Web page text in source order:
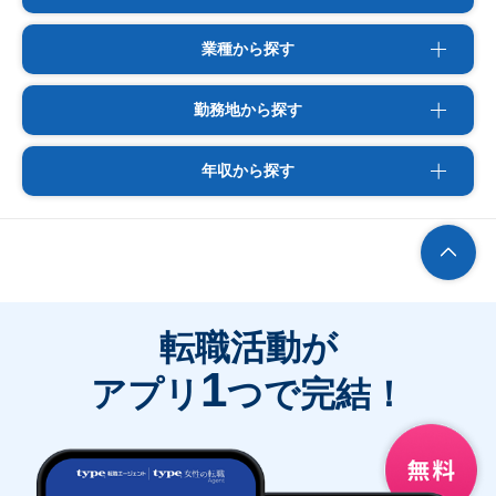
業種から探す
勤務地から探す
年収から探す
転職活動が
アプリ 1つで完結！